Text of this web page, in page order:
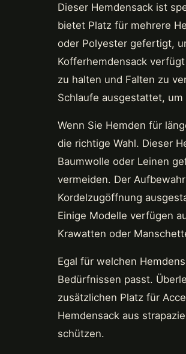
Dieser Hemdensack ist
bietet Platz für mehrere
oder Polyester gefertigt,
Kofferhemdensack
zu halten und Falten zu
Schlaufe ausgestattet,
Wenn Sie Hemden für
die richtige Wahl. Dieser
Baumwolle oder Leinen
vermeiden. Der
Kordelzugöffnung
Einige Modelle verfügen
Krawatten oder
Egal für welchen
Bedürfnissen passt.
zusätzlichen Platz für
Hemdensack aus
schützen.